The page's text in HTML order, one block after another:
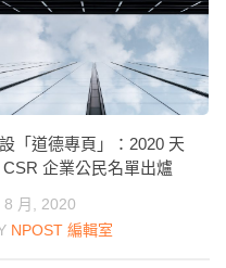
「道德專頁」：2020 天
CSR 企業公民名單出爐
8 月, 2020
NPOST 編輯室